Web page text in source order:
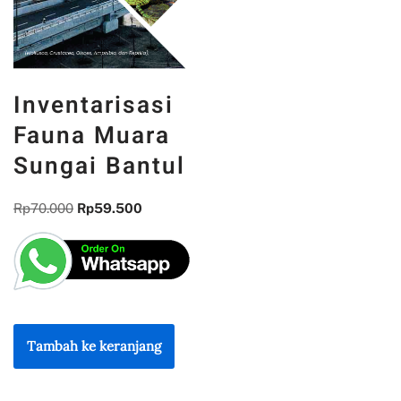
Inventarisasi
Fauna Muara
Sungai Bantul
Rp70.000 Rp59.500
Tambah ke keranjang